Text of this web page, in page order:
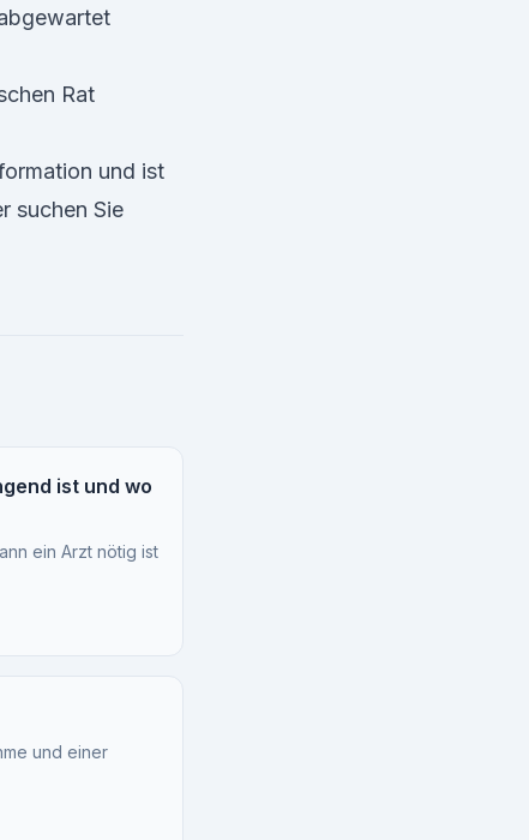
Rat
und ist
suchen Sie
ist und wo
ein Arzt nötig ist
und einer